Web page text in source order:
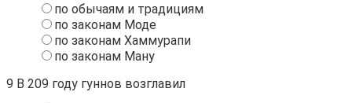
по обычаям и традициям
по законам Моде
по законам Хаммурапи
по законам Ману
9 В 209 году гуннов возглавил